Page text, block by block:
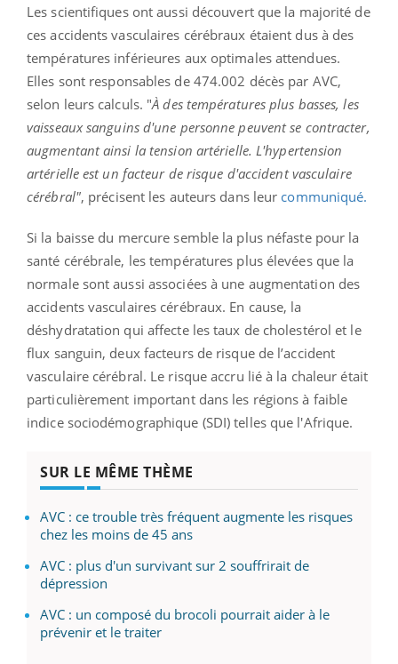
Les scientifiques ont aussi découvert que la majorité de
ces accidents vasculaires cérébraux étaient dus à des
températures inférieures aux optimales attendues.
Elles sont responsables de 474.002 décès par AVC,
selon leurs calculs. "À des températures plus basses, les
vaisseaux sanguins d'une personne peuvent se contracter,
augmentant ainsi la tension artérielle. L'hypertension
artérielle est un facteur de risque d'accident vasculaire
cérébral", précisent les auteurs dans leur communiqué.
Si la baisse du mercure semble la plus néfaste pour la
santé cérébrale, les températures plus élevées que la
normale sont aussi associées à une augmentation des
accidents vasculaires cérébraux. En cause, la
déshydratation qui affecte les taux de cholestérol et le
flux sanguin, deux facteurs de risque de l’accident
vasculaire cérébral. Le risque accru lié à la chaleur était
particulièrement important dans les régions à faible
indice sociodémographique (SDI) telles que l'Afrique.
SUR LE MÊME THÈME
AVC : ce trouble très fréquent augmente les risques
chez les moins de 45 ans
AVC : plus d'un survivant sur 2 souffrirait de
dépression
AVC : un composé du brocoli pourrait aider à le
prévenir et le traiter